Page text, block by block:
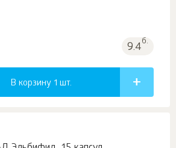
9.4б.
В корзину 1 шт.